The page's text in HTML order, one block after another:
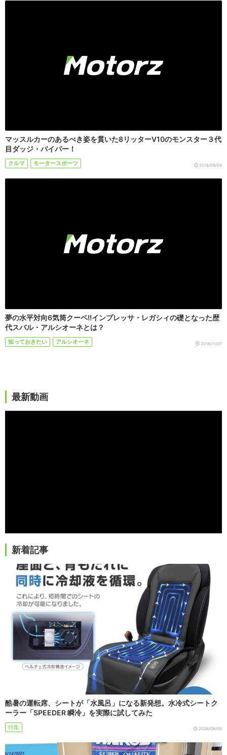
マッスルカーのあるべき姿を貫いた8リッターV10のモンスター３代
目ダッジ・バイパー！
クルマ モータースポーツ 2018/09/08
夢の水平対向6気筒クーペ!!インプレッサ・レガシィの礎となった歴
代スバル・アルシオーネとは？
知っておきたい アルシオーネ 2018/11/01
最新動画
新着記事
酷暑の運転席、シートが「水風呂」になる新発想。水冷式シートク
ーラー「SPEEDER 瞬冷」を実際に試してみた
特集 2026/08/06